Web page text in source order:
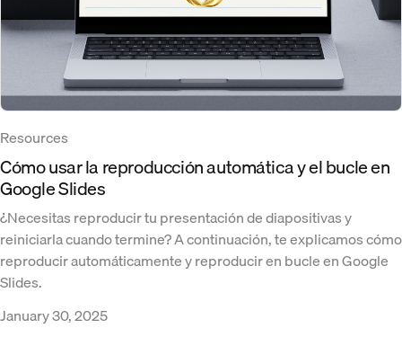
Resources
Cómo usar la reproducción automática y el bucle en
Google Slides
¿Necesitas reproducir tu presentación de diapositivas y
reiniciarla cuando termine? A continuación, te explicamos cómo
reproducir automáticamente y reproducir en bucle en Google
Slides.
January 30, 2025